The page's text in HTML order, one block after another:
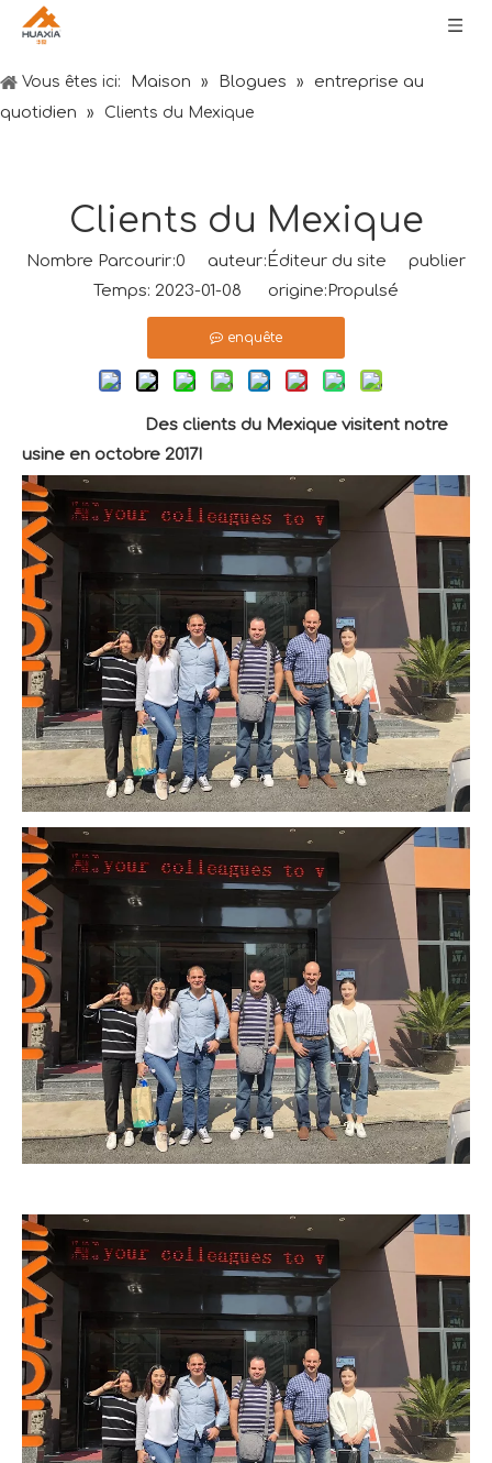
Vous êtes ici: Maison » Blogues »
entreprise au
quotidien
» Clients du Mexique
Clients du Mexique
Nombre Parcourir:0 auteur:Éditeur du site publier
Temps: 2023-01-08 origine:Propulsé
enquête
Des clients du Mexique visitent notre
usine en octobre 2017!